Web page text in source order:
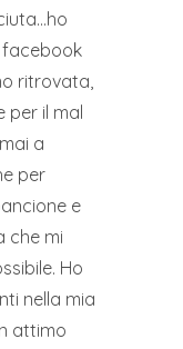
ritrovata,
per il mal
a
per
e
che mi
Ho
nella mia
attimo